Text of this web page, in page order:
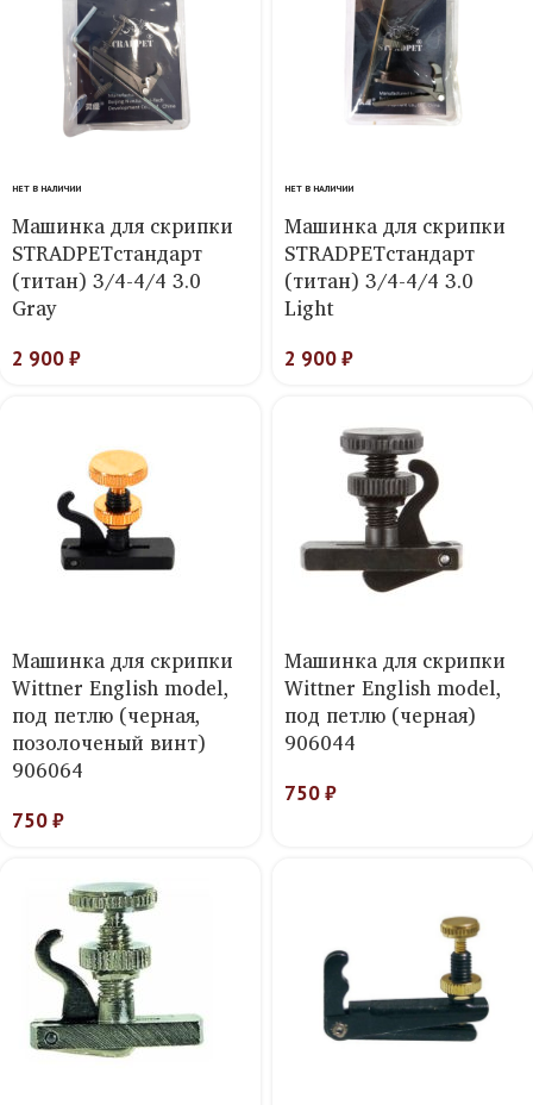
НЕТ В НАЛИЧИИ
Машинка для скрипки
STRADPETстандарт
(титан) 3/4-4/4 3.0
Gray
2 900₽
НЕТ В НАЛИЧИИ
Машинка для скрипки
STRADPETстандарт
(титан) 3/4-4/4 3.0
Light
2 900₽
Машинка для скрипки
Wittner English model,
под петлю (черная,
позолоченый винт)
906064
750₽
Машинка для скрипки
Wittner English model,
под петлю (черная)
906044
750₽